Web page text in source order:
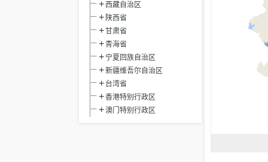
西藏自治区
陕西省
甘肃省
青海省
宁夏回族自治区
新疆维吾尔自治区
台湾省
香港特别行政区
澳门特别行政区